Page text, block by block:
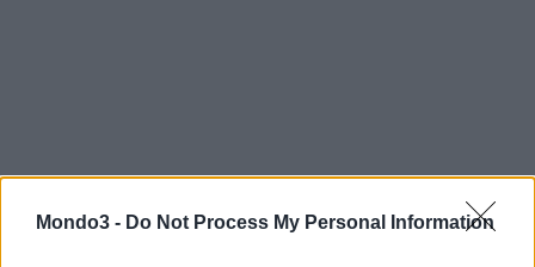
Mondo3 - Do Not Process My Personal Information